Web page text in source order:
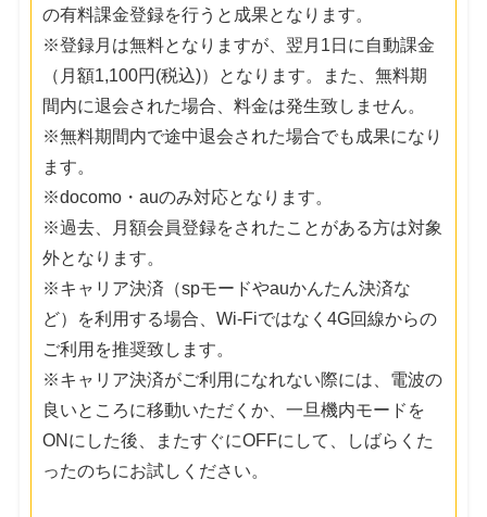
の有料課金登録を行うと成果となります。
※登録月は無料となりますが、翌月1日に自動課金
（月額1,100円(税込)）となります。また、無料期
間内に退会された場合、料金は発生致しません。
※無料期間内で途中退会された場合でも成果になり
ます。
※docomo・auのみ対応となります。
※過去、月額会員登録をされたことがある方は対象
外となります。
※キャリア決済（spモードやauかんたん決済な
ど）を利用する場合、Wi-Fiではなく4G回線からの
ご利用を推奨致します。
※キャリア決済がご利用になれない際には、電波の
良いところに移動いただくか、一旦機内モードを
ONにした後、またすぐにOFFにして、しばらくた
ったのちにお試しください。